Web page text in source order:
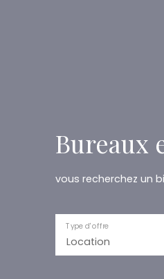
Bureaux
vous recherchez un
Location
Type d'offre